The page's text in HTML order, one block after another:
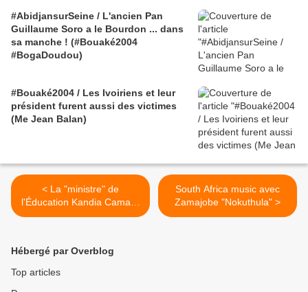
#AbidjansurSeine / L'ancien Pan
Guillaume Soro a le Bourdon ... dans
sa manche ! (#Bouaké2004
#BogaDoudou)
#Bouaké2004 / Les Ivoiriens et leur
président furent aussi des victimes
(Me Jean Balan)
< La "ministre" de
l'Éducation Kandia Camara
maltraite le français et
South Africa music avec
Zamajobe "Nokuthula" >
Hébergé par Overblog
Top articles